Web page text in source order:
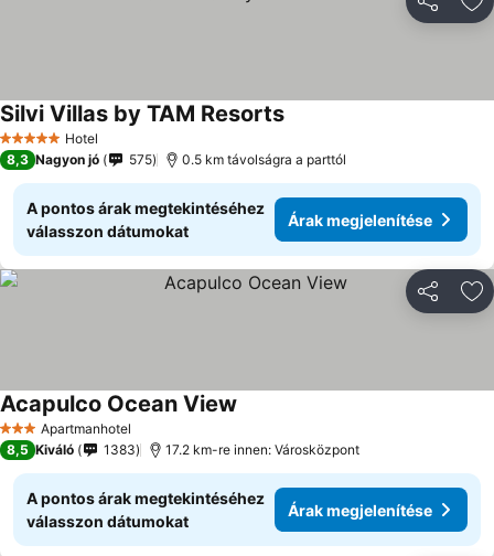
5 KategóriaHotel
Silvi Villas by TAM Resorts
8,3 Nagyon jó 575 0.5 km távolságra a parttól
A pontos árak megtekintéséhez
válasszon dátumokat
Árak megjelenítése
3 KategóriaApartmanhotel
Acapulco Ocean View
8,5 Kiváló 1383 17.2 km-re innen: Városközpont
A pontos árak megtekintéséhez
válasszon dátumokat
Árak megjelenítése